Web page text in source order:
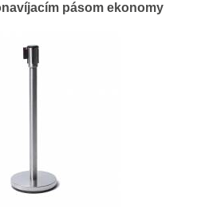
pásom ekonomy